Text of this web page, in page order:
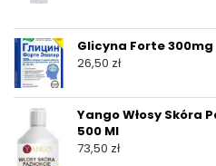
Glicyna Forte
26,50 zł
Yango Włosy Skóra
500 Ml
73,50 zł